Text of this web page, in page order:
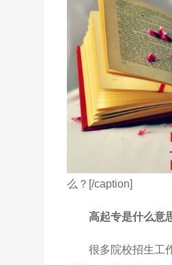
么？[/caption]
高起专是什么意
很多院校招生工